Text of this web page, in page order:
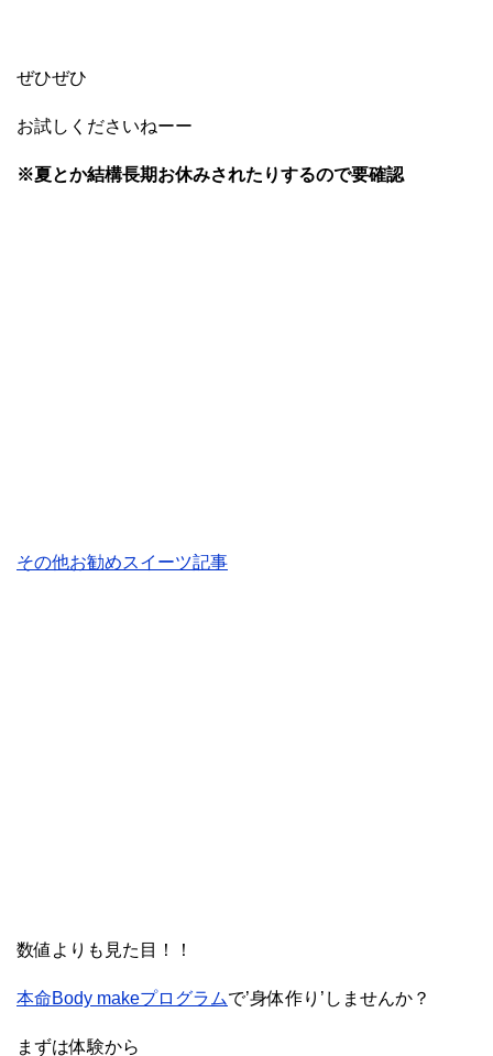
ぜひぜひ
お試しくださいねーー
※夏とか結構長期お休みされたりするので要確認
その他お勧めスイーツ記事
数値よりも見た目！！
本命Body makeプログラムで’身体作り’しませんか？
まずは体験から